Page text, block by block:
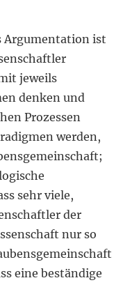
Argumentation ist
jeweils
denken und
Prozessen
werden,
sehr viele,
der
nur so
eine beständige